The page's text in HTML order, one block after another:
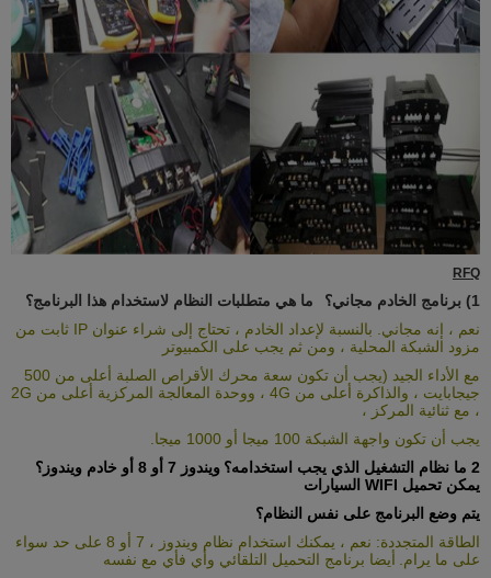
RFQ
1) برنامج الخادم مجاني؟
ما هي متطلبات النظام لاستخدام هذا البرنامج؟
نعم ، إنه مجاني. بالنسبة لإعداد الخادم ، تحتاج إلى شراء عنوان IP ثابت من
مزود الشبكة المحلية ، ومن ثم يجب على الكمبيوتر
مع الأداء الجيد (يجب أن تكون سعة محرك الأقراص الصلبة أعلى من 500
جيجابايت ، والذاكرة أعلى من 4G ، ووحدة المعالجة المركزية أعلى من 2G
، مع ثنائية المركز ،
يجب أن تكون واجهة الشبكة 100 ميجا أو 1000 ميجا.
2 ما نظام التشغيل الذي يجب استخدامه؟ ويندوز 7 أو 8 أو خادم ويندوز؟
يمكن تحميل WIFI السيارات
يتم وضع البرنامج على نفس النظام؟
الطاقة المتجددة: نعم ، يمكنك استخدام نظام ويندوز ، 7 أو 8 على حد سواء
على ما يرام. أيضا برنامج التحميل التلقائي وأي فأي مع نفسه